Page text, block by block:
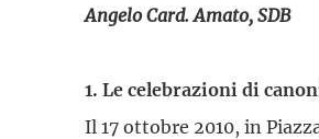
Angelo Card. Amato, SDB
1. Le celebrazioni di
Il 17 ottobre 2010, in